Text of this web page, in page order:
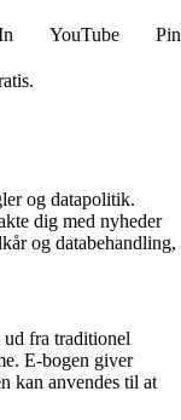
YouTube
og datapolitik.
dig med nyheder
og databehandling,
fra traditionel
E-bogen giver
kan anvendes til at